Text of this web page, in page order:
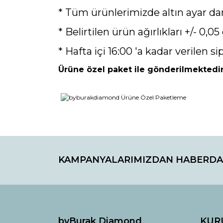
* Tüm ürünlerimizde altın ayar
* Belirtilen ürün ağırlıkları +/-
* Hafta içi 16:00 'a kadar verilen
Ürüne özel paket ile
Görüş ve önerileriniz için teşekkür ederiz.
Ürün resmi kalitesiz, bozuk veya
Bu ürüne benzer farklı alternatifler olmalı.
KAMPANYALARIMIZDAN